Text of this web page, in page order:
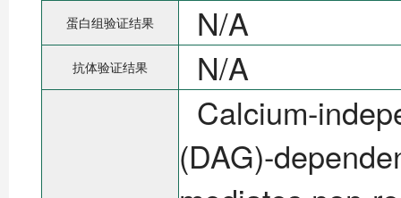
蛋白组验证结果 N/A
抗体验证结果 N/A
Calcium-
(DAG)-